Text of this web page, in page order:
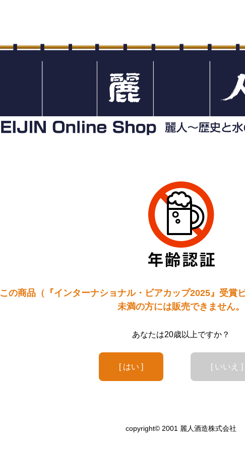
この商品（『インターナショナル・ビアカップ2025』受賞
未満の方には販売できません。
あなたは20歳以上ですか？
[ はい ] [ いいえ ]
copyright© 2001 麗人酒造株式会社